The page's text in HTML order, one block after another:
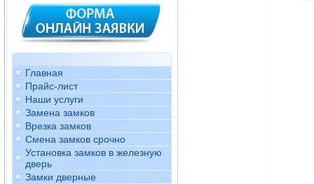
Главная
Прайс-лист
Наши услуги
Замена замков
Врезка замков
Смена замков срочно
Установка замков в железную
дверь
Замки дверные